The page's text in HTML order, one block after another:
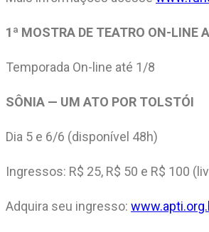
1ª MOSTRA DE TEATRO ON-LINE
Temporada On-line até 1/8
SÔNIA — UM ATO POR TOLSTÓI
Dia 5 e 6/6 (disponível 48h)
Ingressos: R$ 25, R$ 50 e R$ 100
Adquira seu ingresso: